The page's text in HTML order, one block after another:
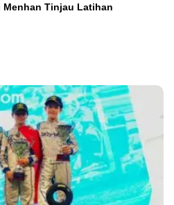
Menhan Tinjau Latihan